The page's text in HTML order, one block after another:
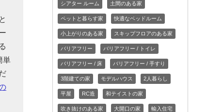
単
シアター ルーム 土間のある家
ペットと暮らす家 快適なベッドルーム
小上がりのある家 スキップフロアのある家
バリアフリー バリアフリー / トイレ
バリアフリー / 床 バリアフリー / 手すり
3階建ての家 モデルハウス 2人暮らし
平屋 RC造 和テイストの家
吹き抜けのある家 大開口の家 輸入住宅